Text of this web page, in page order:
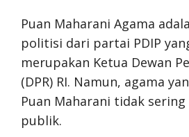
Puan Maharani Agama
politisi dari partai PDIP
merupakan Ketua Dewan
(DPR) RI. Namun, agama
Puan Maharani tidak
publik.